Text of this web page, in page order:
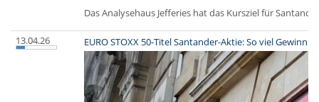
Das Analysehaus Jefferies hat das Kursziel für
13.04.26 EURO STOXX 50-Titel Santander-Aktie: So viel